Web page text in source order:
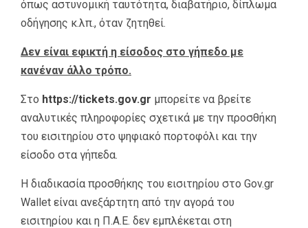
όπως αστυνομική ταυτότητα, διαβατήριο, δίπλωμα
οδήγησης κ.λπ., όταν ζητηθεί.
Δεν είναι εφικτή η είσοδος στο γήπεδο με
κανέναν άλλο τρόπο.
Στο https://tickets.gov.gr μπορείτε να βρείτε
αναλυτικές πληροφορίες σχετικά με την προσθήκη
του εισιτηρίου στο ψηφιακό πορτοφόλι και την
είσοδο στα γήπεδα.
Η διαδικασία προσθήκης του εισιτηρίου στο Gov.gr
Wallet είναι ανεξάρτητη από την αγορά του
εισιτηρίου και η Π.Α.Ε. δεν εμπλέκεται στη